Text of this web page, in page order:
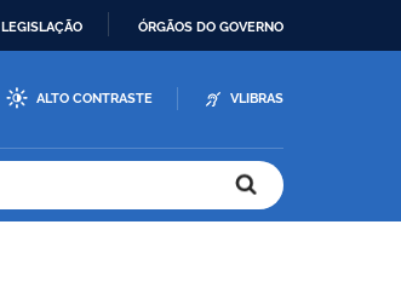
LEGISLAÇÃO ÓRGÃOS DO GOVERNO
ALTO CONTRASTE VLIBRAS